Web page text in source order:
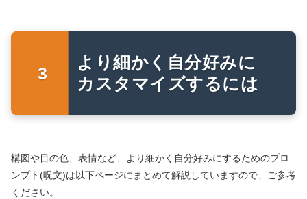
より細かく自分好みに
カスタマイズするには
構図や目の色、表情など、より細かく自分好みにするためのプロ
ンプト(呪文)は以下ページにまとめて解説していますので、ご参考
ください。